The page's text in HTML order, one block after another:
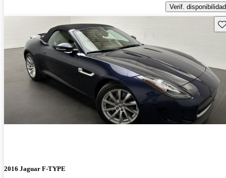
Verif. disponibilidad
2016 Jaguar F-TYPE